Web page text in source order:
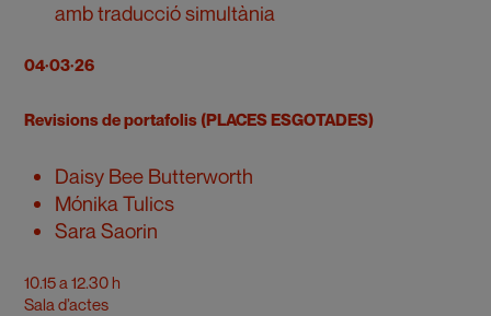
amb traducció simultània
04·03·26
Revisions de portafolis (PLACES ESGOTADES)
Daisy Bee Butterworth
Mónika Tulics
Sara Saorin
10.15 a 12.30 h
Sala d’actes